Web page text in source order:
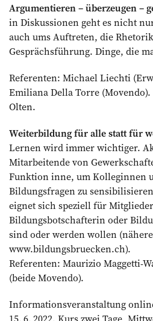
Argumentieren – überzeugen –
in Diskus­sionen geht es nicht
auch ums Auftreten, die
Gesprächsführung. Dinge, die
Referenten: Michael Liechti
Emiliana Della Torre (Movendo).
Olten.
Weiterbildung für alle statt für
Lernen wird immer wichtiger.
Mitarbeitende von
Funktion inne, um Kolleginnen
Bildungsfragen zu
eignet sich speziell für
Bildungsbotschafterin oder
sind oder werden wollen
www.bildungsbruecken.ch).
Referenten: Maurizio Maggetti-
(beide Movendo).
Informationsveranstaltung